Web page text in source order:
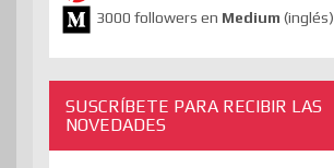
3000 followers en Medium (inglés)
SUSCRÍBETE PARA RECIBIR LAS
NOVEDADES